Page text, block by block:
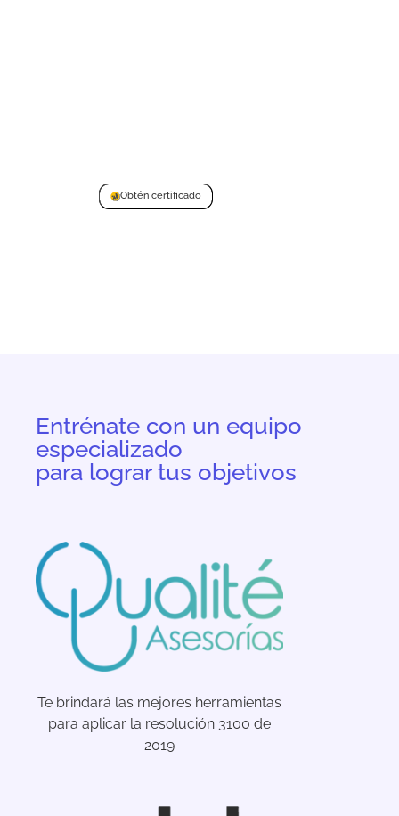
Obtén certificado
Entrénate con un equipo
especializado
para lograr tus objetivos
Te brindará las mejores herramientas
para aplicar la resolución 3100 de
2019